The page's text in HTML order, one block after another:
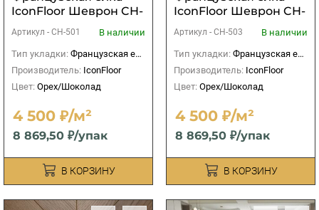
IconFloor Шеврон CH-
501 Люмьер
Артикул - CH-501
В наличии
Тип укладки: Французская елка
Производитель: IconFloor
Цвет: Орех/Шоколад
4 500 ₽/м²
8 869,50 ₽/упак
В КОРЗИНУ
IconFloor Шеврон CH-
503 Бессон
Артикул - CH-503
В наличии
Тип укладки: Французская елка
Производитель: IconFloor
Цвет: Орех/Шоколад
4 500 ₽/м²
8 869,50 ₽/упак
В КОРЗИНУ